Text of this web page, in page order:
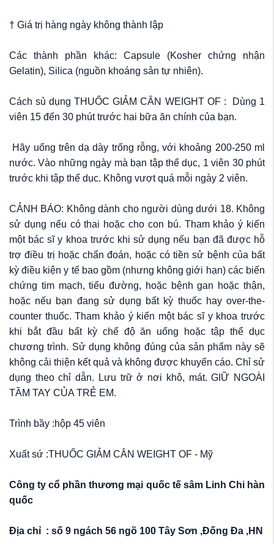
† Giá trị hàng ngày không thành lập
Các thành phần khác: Capsule (Kosher chứng nhận
Gelatin), Silica (nguồn khoáng sản tự nhiên).
Cách sủ dụng THUỐC GIẢM CÂN WEIGHT OF : Dùng 1
viên 15 đến 30 phút trước hai bữa ăn chính của bạn.
Hãy uống trên dạ dày trống rỗng, với khoảng 200-250 ml
nước. Vào những ngày mà bạn tập thể dục, 1 viên 30 phút
trước khi tập thể dục. Không vượt quá mỗi ngày 2 viên.
CẢNH BÁO: Không dành cho người dùng dưới 18. Không
sử dụng nếu có thai hoặc cho con bú. Tham khảo ý kiến
một bác sĩ y khoa trước khi sử dụng nếu bạn đã được hỗ
trợ điều trị hoặc chẩn đoán, hoặc có tiền sử bệnh của bất
kỳ điều kiện y tế bao gồm (nhưng không giới hạn) các biến
chứng tim mạch, tiểu đường, hoặc bệnh gan hoặc thận,
hoặc nếu bạn đang sử dụng bất kỳ thuốc hay over-the-
counter thuốc. Tham khảo ý kiến một bác sĩ y khoa trước
khi bắt đầu bất kỳ chế độ ăn uống hoặc tập thể dục
chương trình. Sử dụng không đúng của sản phẩm này sẽ
không cải thiện kết quả và không được khuyến cáo. Chỉ sử
dụng theo chỉ dẫn. Lưu trữ ở nơi khô, mát. GIỮ NGOÀI
TẦM TAY CỦA TRẺ EM.
Trình bầy :hộp 45 viên
Xuất sứ :THUỐC GIẢM CÂN WEIGHT OF - Mỹ
Công ty cổ phần thương mại quốc tế sâm Linh Chi hàn
quốc
Địa chỉ : số 9 ngách 56 ngõ 100 Tây Sơn ,Đống Đa ,HN